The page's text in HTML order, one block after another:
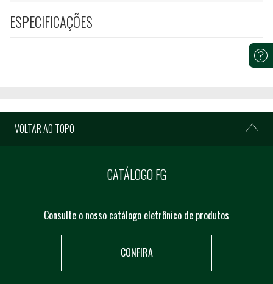
ESPECIFICAÇÕES
VOLTAR AO TOPO
CATÁLOGO FG
Consulte o nosso catálogo eletrônico de produtos
CONFIRA